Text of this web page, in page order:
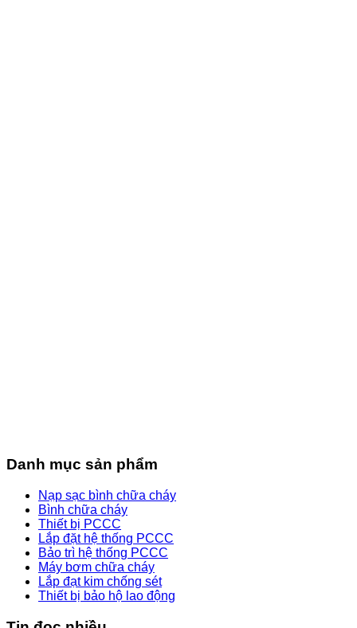
Danh mục sản phẩm
Nạp sạc bình chữa cháy
Bình chữa cháy
Thiết bị PCCC
Lắp đặt hệ thống PCCC
Bảo trì hệ thống PCCC
Máy bơm chữa cháy
Lắp đạt kim chống sét
Thiết bị bảo hộ lao động